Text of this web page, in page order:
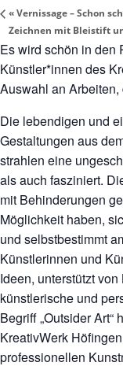
«Vernissage – Schon
Zeichnen mit Bleistift
Es wird schön in den
Künstler*innen des
Auswahl an
Die lebendigen und
Gestaltungen aus
strahlen eine
als auch fasziniert.
mit Behinderungen
Möglichkeit haben,
und selbstbestimmt
Künstlerinnen und
Ideen, unterstützt
künstlerische und
Begriff „Outsider
KreativWerk
professionellen